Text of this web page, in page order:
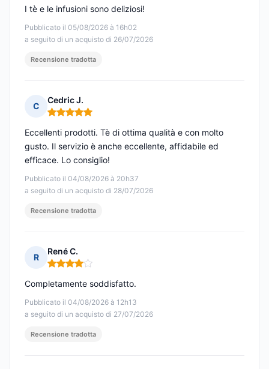
Pubblicato il 05/08/2026 à 16h02
a seguito di un acquisto di 26/07/2026
I tè e le infusioni sono deliziosi!
Recensione tradotta
C
Cedric J.
Nota: 5 su 5
Pubblicato il 04/08/2026 à 20h37
a seguito di un acquisto di 28/07/2026
Eccellenti prodotti. Tè di ottima qualità e con molto
gusto. Il servizio è anche eccellente, affidabile ed
efficace. Lo consiglio!
Recensione tradotta
R
René C.
Nota: 4 su 5
Pubblicato il 04/08/2026 à 12h13
a seguito di un acquisto di 27/07/2026
Completamente soddisfatto.
Recensione tradotta